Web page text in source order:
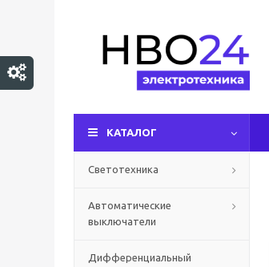
КАТАЛОГ
Светотехника
Автоматические
выключатели
Дифференциальный